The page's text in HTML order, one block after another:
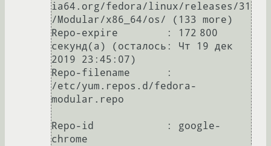
ia64.org/fedora/linux/releases/31
/Modular/x86_64/os/ (133 more)
Repo-expire        : 172 800
секунд(а) (осталось: Чт 19 дек
2019 23:45:07)
Repo-filename      :
/etc/yum.repos.d/fedora-
modular.repo
Repo-id            : google-
chrome